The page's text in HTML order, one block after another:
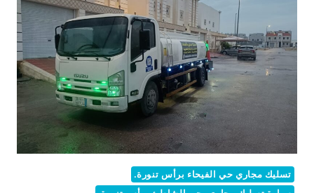
40%
تسليك مجاري حي الفيحاء برأس تنورة.